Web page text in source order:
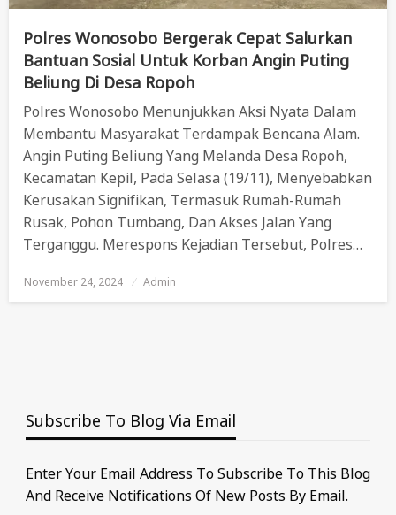
Polres Wonosobo Bergerak Cepat Salurkan
Bantuan Sosial Untuk Korban Angin Puting
Beliung Di Desa Ropoh
Polres Wonosobo Menunjukkan Aksi Nyata Dalam
Membantu Masyarakat Terdampak Bencana Alam.
Angin Puting Beliung Yang Melanda Desa Ropoh,
Kecamatan Kepil, Pada Selasa (19/11), Menyebabkan
Kerusakan Signifikan, Termasuk Rumah-Rumah
Rusak, Pohon Tumbang, Dan Akses Jalan Yang
Terganggu. Merespons Kejadian Tersebut, Polres…
Posted
November 24, 2024 Admin
Subscribe To Blog Via Email
Enter Your Email Address To Subscribe To This Blog
And Receive Notifications Of New Posts By Email.